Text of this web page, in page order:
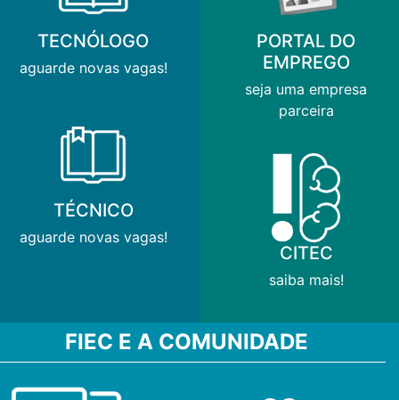
TECNÓLOGO
aguarde novas vagas!
TÉCNICO
aguarde novas vagas!
PORTAL DO
EMPREGO
seja uma empresa
parceira
CITEC
saiba mais!
FIEC E A COMUNIDADE